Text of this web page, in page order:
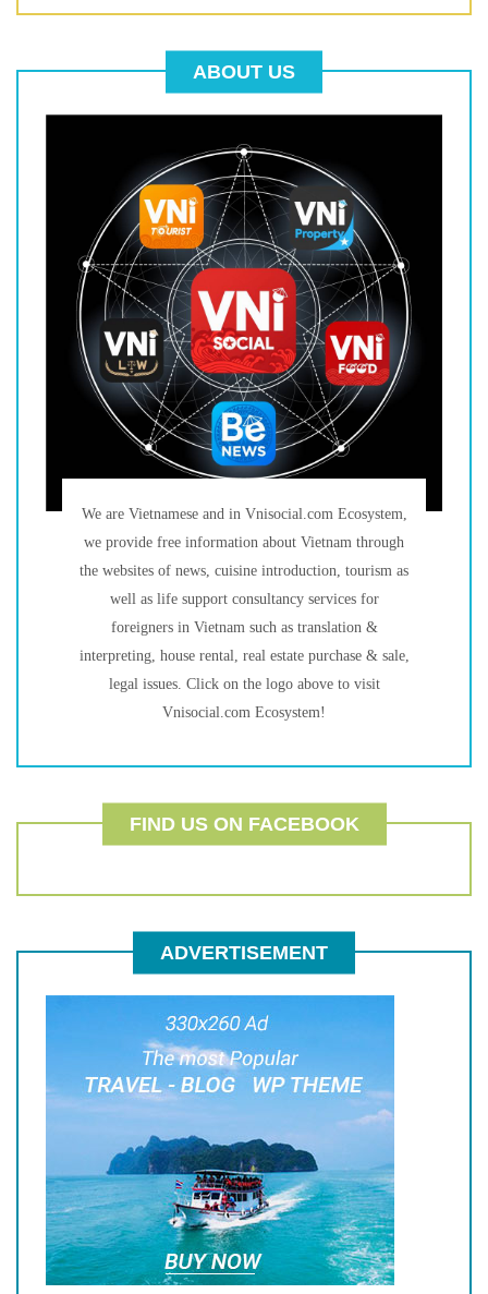
ABOUT US
We are Vietnamese and in Vnisocial.com Ecosystem,
we provide free information about Vietnam through
the websites of news, cuisine introduction, tourism as
well as life support consultancy services for
foreigners in Vietnam such as translation &
interpreting, house rental, real estate purchase & sale,
legal issues. Click on the logo above to visit
Vnisocial.com Ecosystem!
FIND US ON FACEBOOK
ADVERTISEMENT